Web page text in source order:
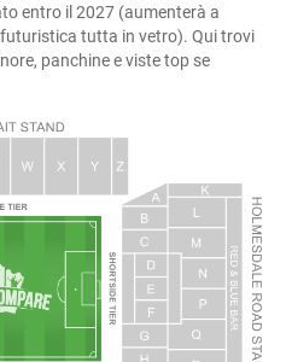
entro il 2027 (aumenterà a
tutta in vetro). Qui trovi
panchine e viste top se